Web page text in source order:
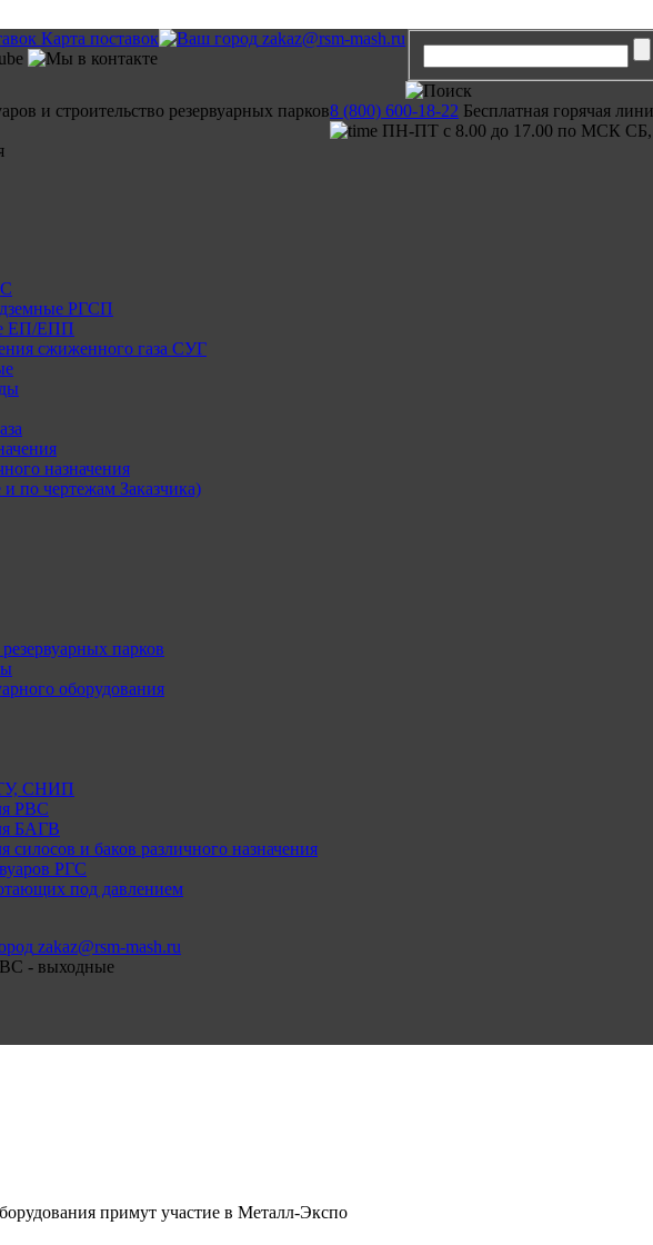
Карта поставок zakaz@rsm-mash.ru
и строительство резервуарных парков8 (800) 600-18-22 Бесплатная горячая
ПН-ПТ с 8.00 до 17.00 по МСК
РГСП
ЕП/ЕПП
сжиженного газа СУГ
назначения
по чертежам Заказчика)
парков
оборудования
ТУ, СНИП
РВС
БАГВ
и баков различного назначения
РГС
под давлением
zakaz@rsm-mash.ru
- выходные
примут участие в Металл-Экспо